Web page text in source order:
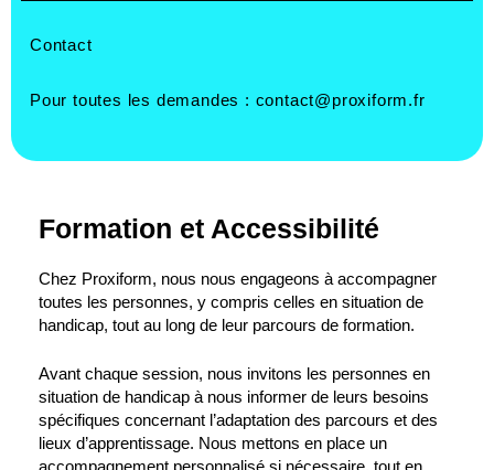
Contact
Pour toutes les demandes : contact@proxiform.fr
Formation et Accessibilité
Chez Proxiform, nous nous engageons à accompagner
toutes les personnes, y compris celles en situation de
handicap, tout au long de leur parcours de formation.
Avant chaque session, nous invitons les personnes en
situation de handicap à nous informer de leurs besoins
spécifiques concernant l’adaptation des parcours et des
lieux d’apprentissage. Nous mettons en place un